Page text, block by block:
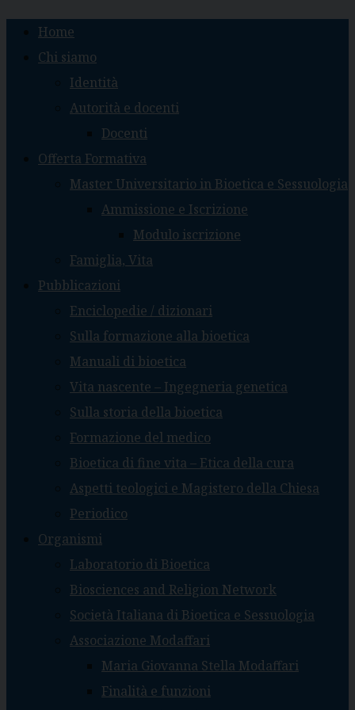
Skip
content
Home
Chi siamo
Identità
Autorità e docenti
Docenti
Offerta Formativa
Master Universitario in Bioetica e Sessuologia
Ammissione e Iscrizione
Modulo iscrizione
Famiglia, Vita
Pubblicazioni
Enciclopedie / dizionari
Sulla formazione alla bioetica
Manuali di bioetica
Vita nascente – Ingegneria genetica
Sulla storia della bioetica
Formazione del medico
Bioetica di fine vita – Etica della cura
Aspetti teologici e Magistero della Chiesa
Periodico
Organismi
Laboratorio di Bioetica
Biosciences and Religion Network
Società Italiana di Bioetica e Sessuologia
Associazione Modaffari
Maria Giovanna Stella Modaffari
Finalità e funzioni